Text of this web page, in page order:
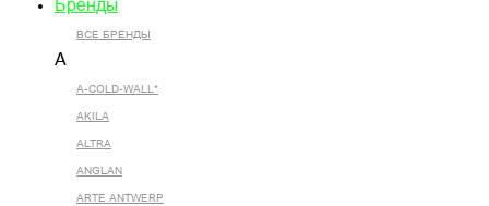
Бренды
ВСЕ БРЕНДЫ
A
A-COLD-WALL*
AKILA
ALTRA
ANGLAN
ARTE ANTWERP